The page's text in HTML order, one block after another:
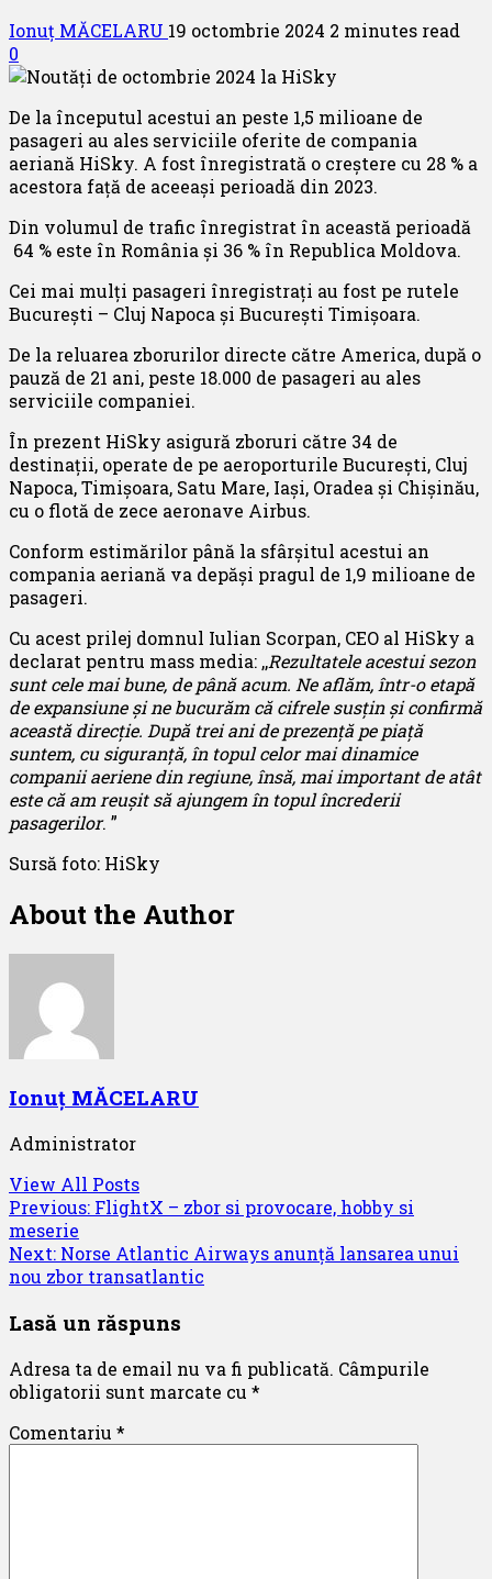
Ionuț MĂCELARU 19 octombrie 2024 2 minutes read
0
De la începutul acestui an peste 1,5 milioane de
pasageri au ales serviciile oferite de compania
aeriană HiSky. A fost înregistrată o creștere cu 28 % a
acestora față de aceeași perioadă din 2023.
Din volumul de trafic înregistrat în această perioadă
64 % este în România și 36 % în Republica Moldova.
Cei mai mulți pasageri înregistrați au fost pe rutele
București – Cluj Napoca și București Timișoara.
De la reluarea zborurilor directe către America, după o
pauză de 21 ani, peste 18.000 de pasageri au ales
serviciile companiei.
În prezent HiSky asigură zboruri către 34 de
destinații, operate de pe aeroporturile București, Cluj
Napoca, Timișoara, Satu Mare, Iași, Oradea și Chișinău,
cu o flotă de zece aeronave Airbus.
Conform estimărilor până la sfârșitul acestui an
compania aeriană va depăși pragul de 1,9 milioane de
pasageri.
Cu acest prilej domnul Iulian Scorpan, CEO al HiSky a
declarat pentru mass media: ,,Rezultatele acestui sezon
sunt cele mai bune, de până acum. Ne aflăm, într-o etapă
de expansiune și ne bucurăm că cifrele susțin și confirmă
această direcție. După trei ani de prezență pe piață
suntem, cu siguranță, în topul celor mai dinamice
companii aeriene din regiune, însă, mai important de atât
este că am reușit să ajungem în topul încrederii
pasagerilor. ”
Sursă foto: HiSky
About the Author
Ionuț MĂCELARU
Administrator
View All Posts
Post
navigation
Previous: FlightX – zbor si provocare, hobby si
meserie
Next: Norse Atlantic Airways anunță lansarea unui
nou zbor transatlantic
Lasă un răspuns
Adresa ta de email nu va fi publicată. Câmpurile
obligatorii sunt marcate cu *
Comentariu *